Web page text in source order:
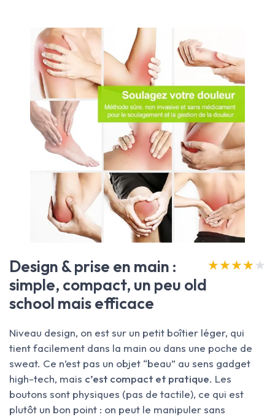
Design & prise en main :
simple, compact, un peu old
school mais efficace
★★★★★
★★★★★
Niveau design, on est sur un petit boîtier léger, qui
tient facilement dans la main ou dans une poche de
sweat. Ce n’est pas un objet “beau” au sens gadget
high-tech, mais c’est compact et pratique. Les
boutons sont physiques (pas de tactile), ce qui est
plutôt un bon point : on peut le manipuler sans